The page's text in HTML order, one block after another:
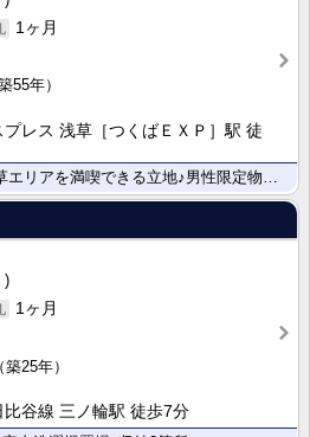
1ヶ月
築55年）
レス 浅草［つくばＥＸＰ］駅 徒
1ヶ月
（築25年）
比谷線 三ノ輪駅 徒歩7分